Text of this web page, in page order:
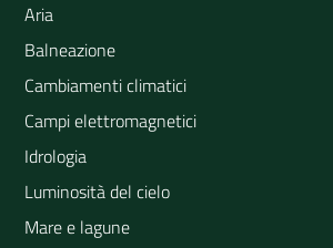
Aria
Balneazione
Cambiamenti climatici
Campi elettromagnetici
Idrologia
Luminosità del cielo
Mare e lagune